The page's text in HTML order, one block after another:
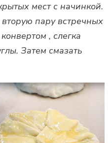
мест с начинкой.
пару встречных
, слегка
Затем смазать